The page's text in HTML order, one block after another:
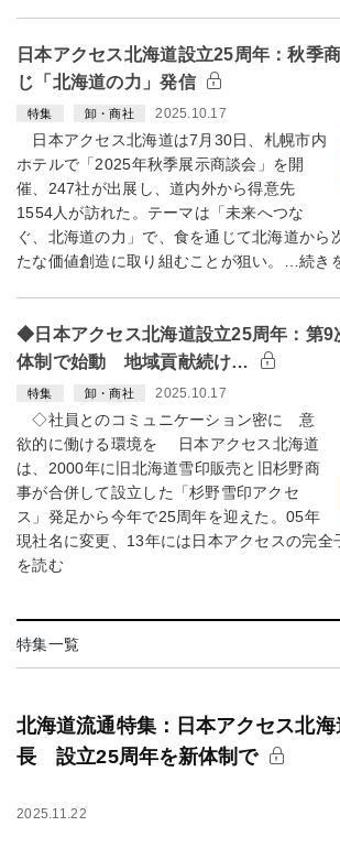
日本アクセス北海道設立25周年：秋季
じ「北海道の力」発信
特集 卸・商社 2025.10.17
日本アクセス北海道は7月30日、札幌市内
ホテルで「2025年秋季展示商談会」を開
催、247社が出展し、道内外から得意先
1554人が訪れた。テーマは「未来へつな
ぐ、北海道の力」で、食を通じて北海道から
たな価値創造に取り組むことが狙い。…続き
◆日本アクセス北海道設立25周年：第9
体制で始動 地域貢献続け…
特集 卸・商社 2025.10.17
◇社員とのコミュニケーション密に 意
欲的に働ける環境を 日本アクセス北海道
は、2000年に旧北海道雪印販売と旧杉野商
事が合併して設立した「杉野雪印アクセ
ス」発足から今年で25周年を迎えた。05年
現社名に変更、13年には日本アクセスの完
を読む
特集一覧
北海道流通特集：日本アクセス北
長 設立25周年を新体制で
2025.11.22